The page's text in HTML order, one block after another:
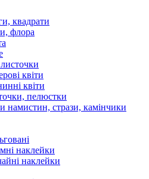
квадрати
флора
квіти
квіти
пелюстки
намистин, стрази, камінчики
наклейки
наклейки